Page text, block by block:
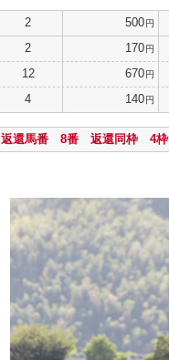
2 500円
2 170円
12 670円
4 140円
返還馬番 8番 返還同枠 4枠